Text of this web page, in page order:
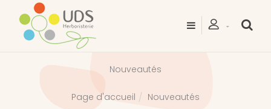
Nouveautés
Page d'accueil Nouveautés